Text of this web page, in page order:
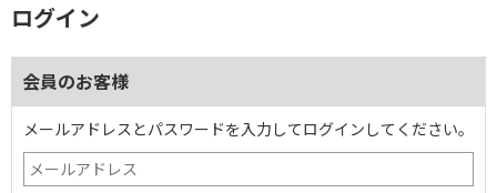
ログイン
会員のお客様
メールアドレスとパスワードを入力してログインしてください。